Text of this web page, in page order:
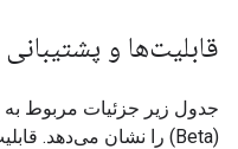
قابلیت‌ها و
جدول زیر جزئیات مربوط به